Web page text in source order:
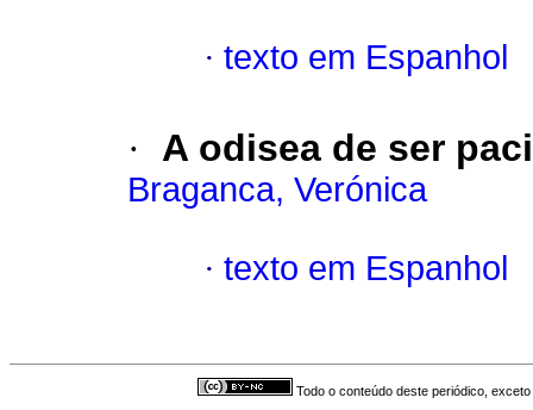
· texto em Espanhol
· A odisea de ser
Braganca, Verónica
· texto em Espanhol
Todo o conteúdo deste periódico,